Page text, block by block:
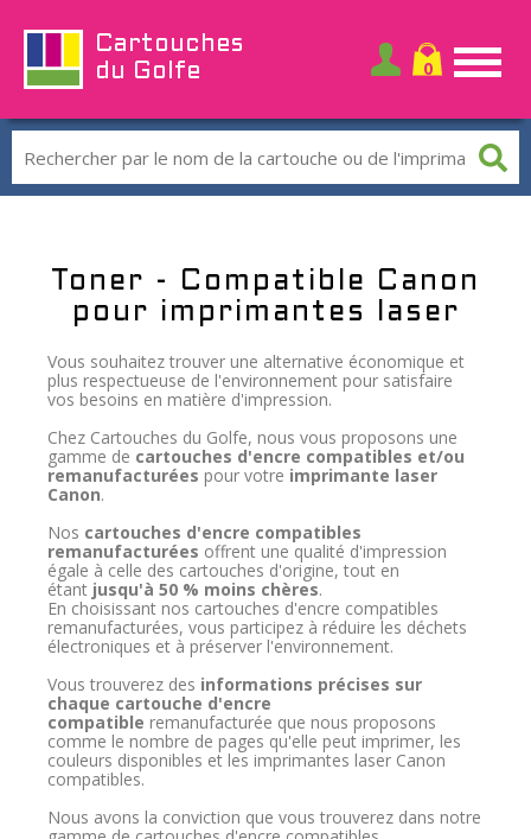
Cartouches
du Golfe
Toner - Compatible Canon
pour imprimantes laser
Vous souhaitez trouver une alternative économique et
plus respectueuse de l'environnement pour satisfaire
vos besoins en matière d'impression.
Chez Cartouches du Golfe, nous vous proposons une
gamme de cartouches d'encre compatibles et/ou
remanufacturées pour votre imprimante laser
Canon.
Nos cartouches d'encre compatibles
remanufacturées offrent une qualité d'impression
égale à celle des cartouches d'origine, tout en
étant jusqu'à 50 % moins chères.
En choisissant nos cartouches d'encre compatibles
remanufacturées, vous participez à réduire les déchets
électroniques et à préserver l'environnement.
Vous trouverez des informations précises sur
chaque cartouche d'encre
compatible remanufacturée que nous proposons
comme le nombre de pages qu'elle peut imprimer, les
couleurs disponibles et les imprimantes laser Canon
compatibles.
Nous avons la conviction que vous trouverez dans notre